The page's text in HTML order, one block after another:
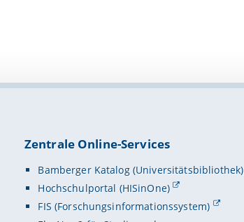
Zentrale Online-Services
Bamberger Katalog (Universitätsbibliothek)
Hochschulportal (HISinOne)
FIS (Forschungsinformationssystem)